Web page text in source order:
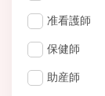
准看護師
保健師
助産師